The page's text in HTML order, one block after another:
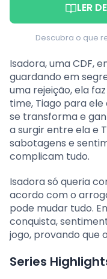
LER
Descubra o que
Isadora, uma CDF,
guardando em
uma rejeição, ela
time, Tiago para ele
se transforma e
a surgir entre ela e
sabotagens e
complicam tudo.
Isadora só queria
acordo com o
pode mudar tudo.
conquista,
jogo, provando que
Series